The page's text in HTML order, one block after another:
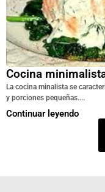
Cocina
La cocina minalista se
y porciones pequeñas....
Continuar leyendo